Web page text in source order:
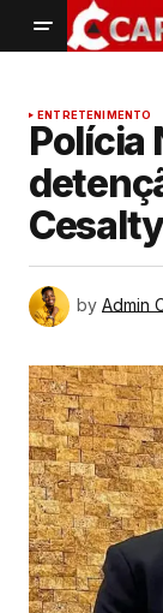
ENTRETENIMENTO
Polícia
by Admin